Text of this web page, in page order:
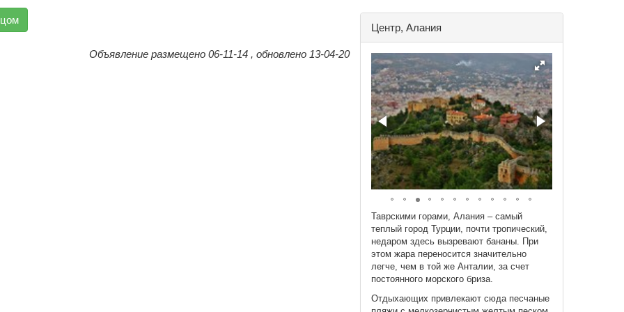
Объявление размещено 06-11-14 , обновлено 13-04-20
Центр, Алания
Таврскими горами, Алания – самый
теплый город Турции, почти тропический,
недаром здесь вызревают бананы. При
этом жара переносится значительно
легче, чем в той же Анталии, за счет
постоянного морского бриза.
Отдыхающих привлекают сюда песчаные